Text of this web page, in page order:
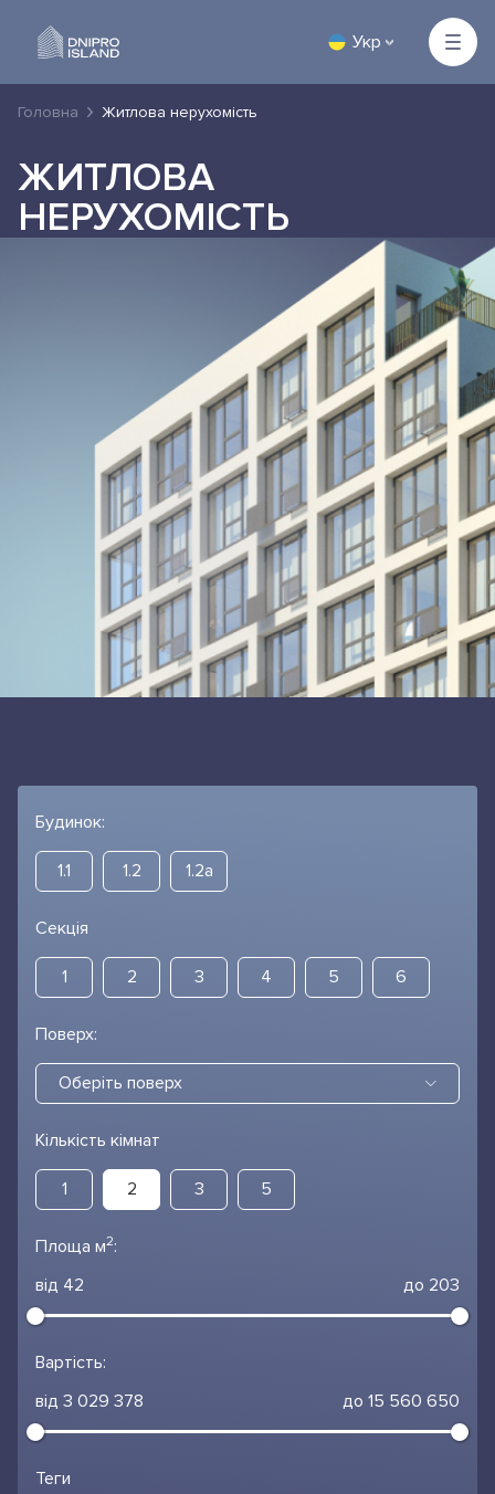
Укр
Головна Житлова нерухомість
ЖИТЛОВА
НЕРУХОМІСТЬ
Будинок:
1.1 1.2 1.2а
Секція
1 2 3 4 5 6
Поверх:
Оберіть поверх
Кількість кімнат
1 2 3 5
Площа м2:
від 42
до 203
Вартість:
від 3 029 378
до 15 560 650
Теги